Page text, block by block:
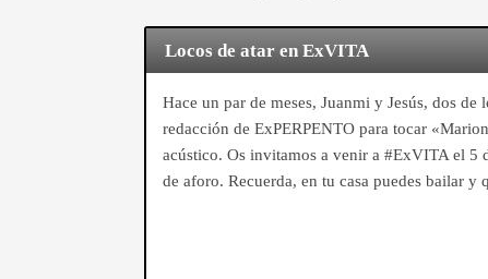
Locos de atar en ExVITA
Hace un par de meses, Juanmi y Jesús, dos
redacción de ExPERPENTO para tocar
acústico. Os invitamos a venir a #ExVITA el 5
de aforo. Recuerda, en tu casa puedes bailar y